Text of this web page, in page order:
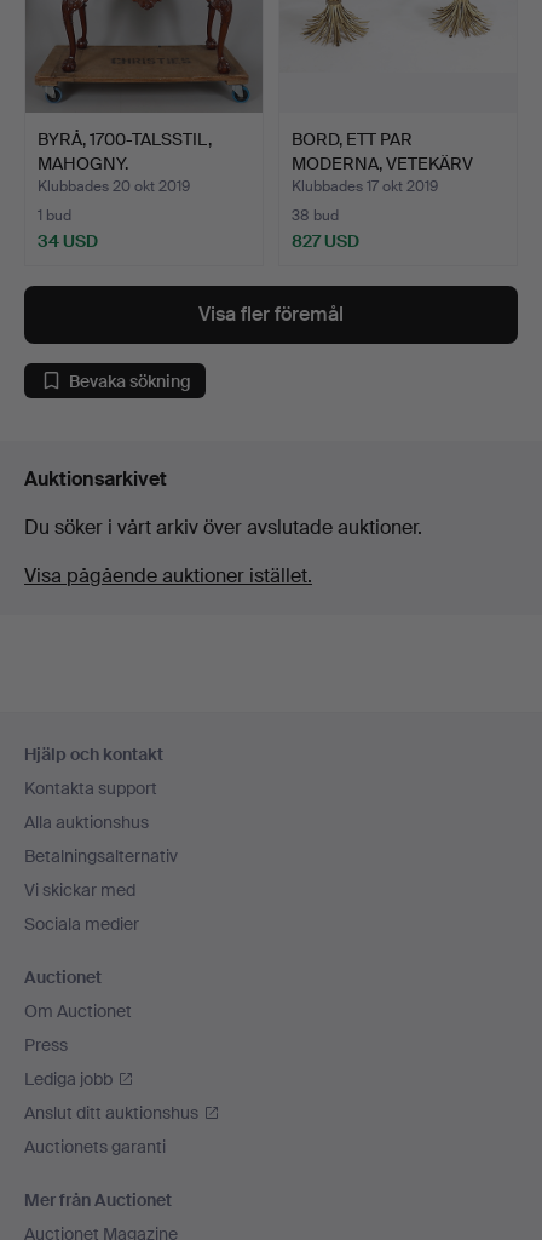
BYRÅ, 1700-TALSSTIL,
MAHOGNY.
Klubbades 20 okt 2019
1 bud
34 USD
BORD, ETT PAR
MODERNA, VETEKÄRV
BAS.
Klubbades 17 okt 2019
38 bud
827 USD
Visa fler föremål
Bevaka sökning
Auktionsarkivet
Du söker i vårt arkiv över avslutade auktioner.
Visa pågående auktioner istället.
Hjälp och kontakt
Kontakta support
Alla auktionshus
Betalningsalternativ
Vi skickar med
Sociala medier
Auctionet
Om Auctionet
Press
Lediga jobb
Anslut ditt auktionshus
Auctionets garanti
Mer från Auctionet
Auctionet Magazine